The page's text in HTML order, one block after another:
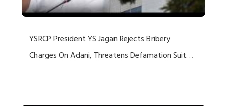
YSRCP President YS Jagan Rejects Bribery
Charges On Adani, Threatens Defamation Suit